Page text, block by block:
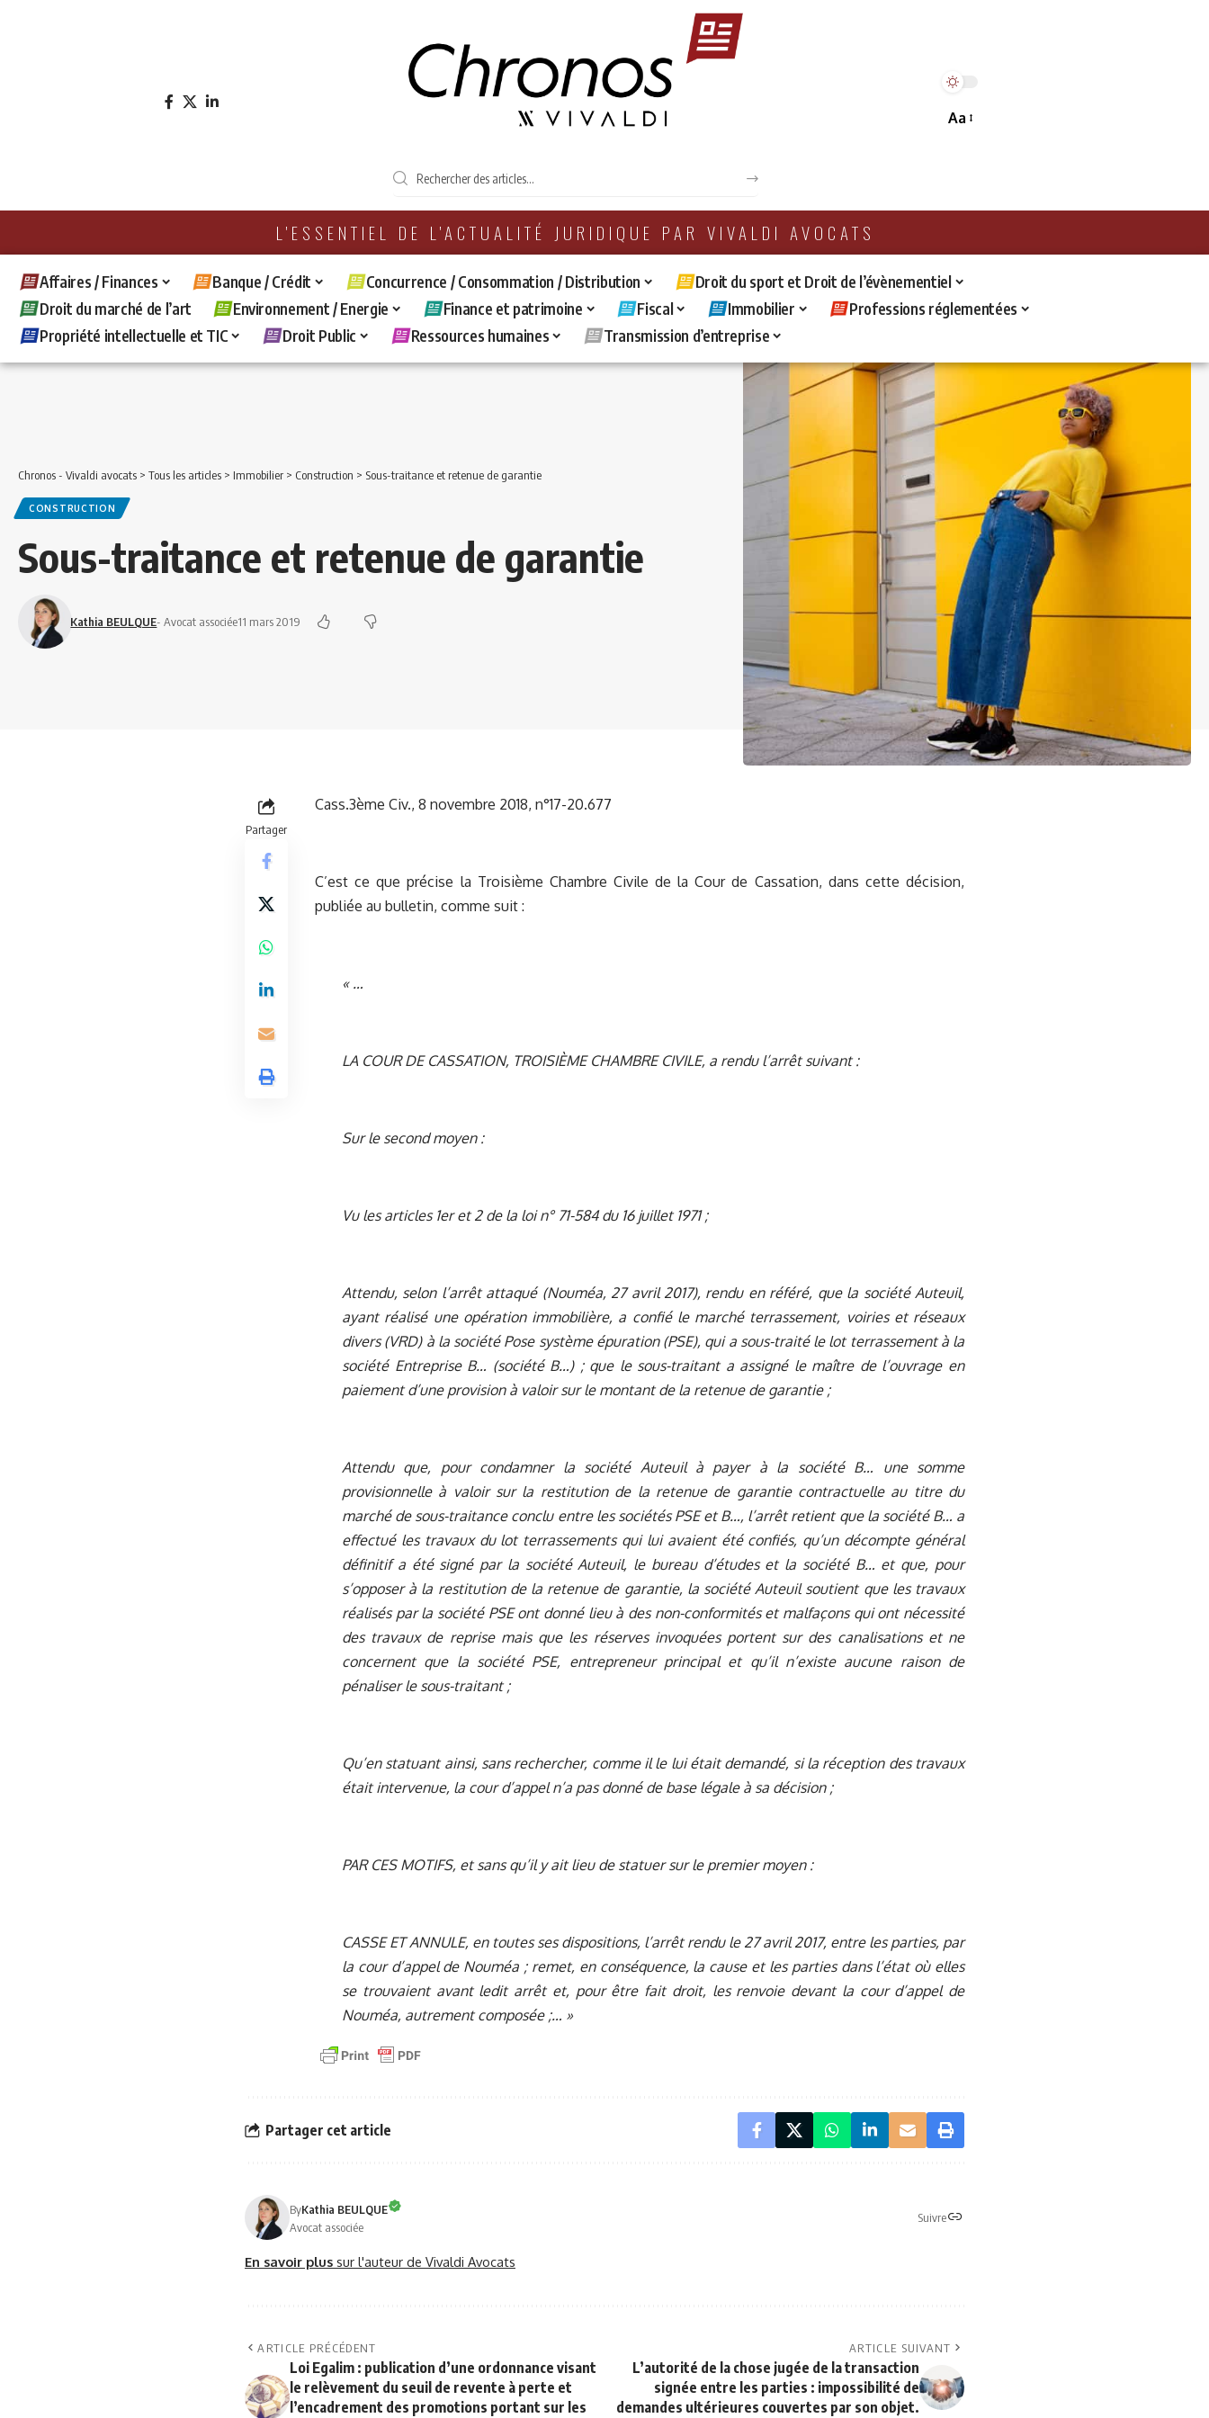
Aa
L'ESSENTIEL DE L'ACTUALITÉ JURIDIQUE PAR VIVALDI AVOCATS
Affaires / Finances Banque / Crédit Concurrence / Consommation / Distribution
Droit du sport et Droit de l’évènementiel
Droit du marché de l’art
Environnement / Energie Finance et patrimoine Fiscal Immobilier
Professions réglementées
Propriété intellectuelle et TIC
Droit Public Ressources humaines Transmission d’entreprise
Chronos - Vivaldi avocats > Tous les articles > Immobilier > Construction > Sous-traitance et retenue de garantie
CONSTRUCTION
Sous-traitance et retenue de garantie
Kathia BEULQUE- Avocat associée11 mars 2019
Partager
Cass.3ème Civ., 8 novembre 2018, n°17-20.677
C’est ce que précise la Troisième Chambre Civile de la Cour de Cassation, dans cette décision,
publiée au bulletin, comme suit :
« …
LA COUR DE CASSATION, TROISIÈME CHAMBRE CIVILE, a rendu l’arrêt suivant :
Sur le second moyen :
Vu les articles 1er et 2 de la loi n° 71-584 du 16 juillet 1971 ;
Attendu, selon l’arrêt attaqué (Nouméa, 27 avril 2017), rendu en référé, que la société Auteuil,
ayant réalisé une opération immobilière, a confié le marché terrassement, voiries et réseaux
divers (VRD) à la société Pose système épuration (PSE), qui a sous-traité le lot terrassement à la
société Entreprise B… (société B…) ; que le sous-traitant a assigné le maître de l’ouvrage en
paiement d’une provision à valoir sur le montant de la retenue de garantie ;
Attendu que, pour condamner la société Auteuil à payer à la société B… une somme
provisionnelle à valoir sur la restitution de la retenue de garantie contractuelle au titre du
marché de sous-traitance conclu entre les sociétés PSE et B…, l’arrêt retient que la société B… a
effectué les travaux du lot terrassements qui lui avaient été confiés, qu’un décompte général
définitif a été signé par la société Auteuil, le bureau d’études et la société B… et que, pour
s’opposer à la restitution de la retenue de garantie, la société Auteuil soutient que les travaux
réalisés par la société PSE ont donné lieu à des non-conformités et malfaçons qui ont nécessité
des travaux de reprise mais que les réserves invoquées portent sur des canalisations et ne
concernent que la société PSE, entrepreneur principal et qu’il n’existe aucune raison de
pénaliser le sous-traitant ;
Qu’en statuant ainsi, sans rechercher, comme il le lui était demandé, si la réception des travaux
était intervenue, la cour d’appel n’a pas donné de base légale à sa décision ;
PAR CES MOTIFS, et sans qu’il y ait lieu de statuer sur le premier moyen :
CASSE ET ANNULE, en toutes ses dispositions, l’arrêt rendu le 27 avril 2017, entre les parties, par
la cour d’appel de Nouméa ; remet, en conséquence, la cause et les parties dans l’état où elles
se trouvaient avant ledit arrêt et, pour être fait droit, les renvoie devant la cour d’appel de
Nouméa, autrement composée ;… »
Partager cet article
ByKathia BEULQUE
Avocat associée
Suivre
En savoir plus sur l'auteur de Vivaldi Avocats
ARTICLE PRÉCÉDENT
Loi Egalim : publication d’une ordonnance visant
le relèvement du seuil de revente à perte et
l’encadrement des promotions portant sur les
ARTICLE SUIVANT
L’autorité de la chose jugée de la transaction
signée entre les parties : impossibilité de
demandes ultérieures couvertes par son objet.